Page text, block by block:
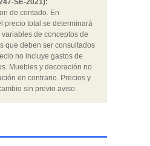
SE-2021):
de contado. En
precio total se determinará
de conceptos de
que deben ser consultados
no incluye gastos de
Muebles y decoración no
en contrario. Precios y
sin previo aviso.